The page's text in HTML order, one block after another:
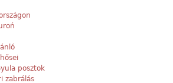
posztok
zabrálás